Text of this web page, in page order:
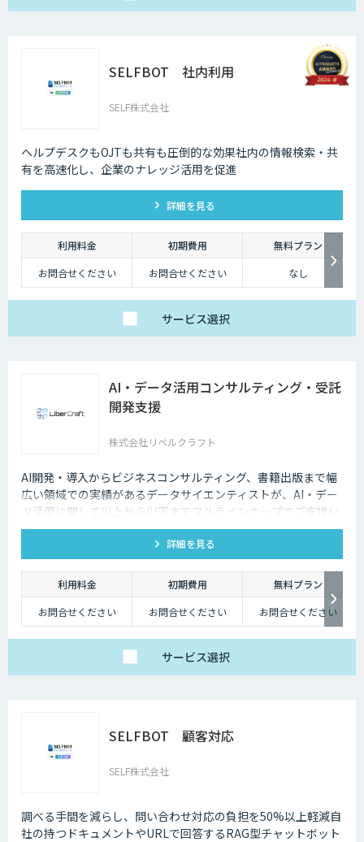
SELFBOT 社内利用
SELF株式会社
ヘルプデスクもOJTも共有も圧倒的な効果社内の情報検索・共
有を高速化し、企業のナレッジ活用を促進
詳細を見る
利用料金 初期費用
無料プラン
お問合せください
お問合せください なし
サービス選択
AI・データ活用コンサルティング・受託
開発支援
株式会社リベルクラフト
AI開発・導入からビジネスコンサルティング、書籍出版まで幅
広い領域での実績があるデータサイエンティストが、AI・デー
タ活用に関して川上から川下までフルラインナップでご支援い
たします。
詳細を見る
利用料金 初期費用
無料プラン
お問合せください
お問合せください お問合せください
サービス選択
SELFBOT 顧客対応
SELF株式会社
調べる手間を減らし、問い合わせ対応の負担を50%以上軽減自
社の持つドキュメントやURLで回答するRAG型チャットボット